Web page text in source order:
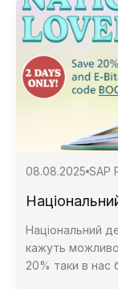
08.08.2025 SAP
Національний
кажуть
20% таки в нас